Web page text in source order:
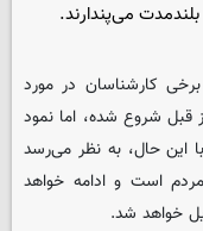
می‌پندارند.
کارشناسان در مورد
قبل شروع شده، اما نمود
این حال، به نظر می‌رسد
است و ادامه خواهد
خواهد شد.